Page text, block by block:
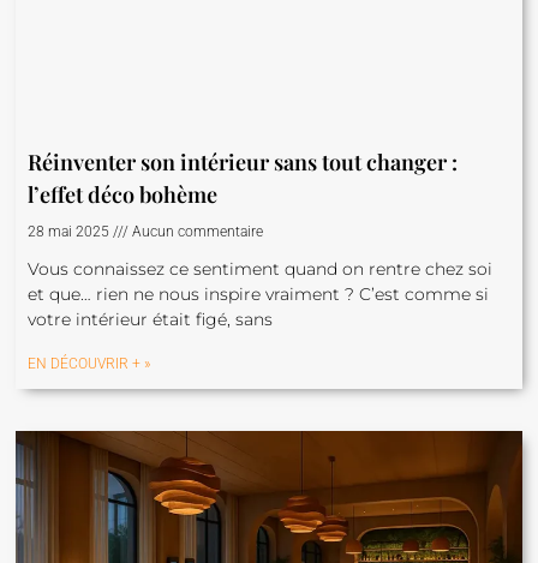
Réinventer son intérieur sans tout changer :
l’effet déco bohème
28 mai 2025 Aucun commentaire
Vous connaissez ce sentiment quand on rentre chez soi
et que… rien ne nous inspire vraiment ? C’est comme si
votre intérieur était figé, sans
EN DÉCOUVRIR + »